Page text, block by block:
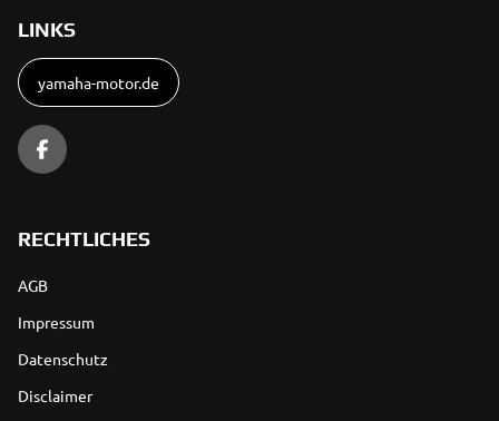
LINKS
yamaha-motor.de
RECHTLICHES
AGB
Impressum
Datenschutz
Disclaimer